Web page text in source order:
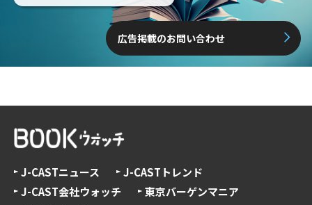
広告掲載のお問い合わせ
J-CASTニュース
J-CASTトレンド
J-CAST会社ウォッチ
東京バーゲンマニア